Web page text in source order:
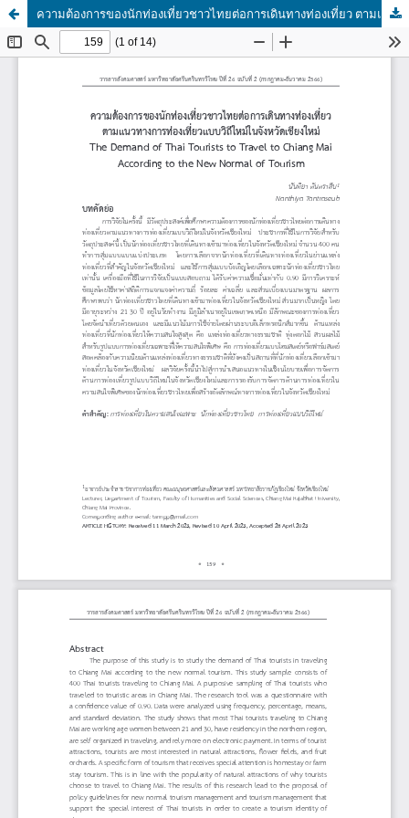
ความต้องการของนักท่องเที่ยวชาวไทยต่อการเดินทางท่องเที่ยว ตามแนวทางการท่องเที่ยวแบบวิถีใหม่ในจังหวัดเชียงใหม่